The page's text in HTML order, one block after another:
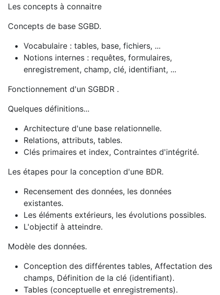
Les concepts à connaitre
Concepts de base SGBD.
Vocabulaire : tables, base, fichiers, ...
Notions internes : requêtes, formulaires,
enregistrement, champ, clé, identifiant, ...
Fonctionnement d'un SGBDR .
Quelques définitions...
Architecture d'une base relationnelle.
Relations, attributs, tables.
Clés primaires et index, Contraintes d'intégrité.
Les étapes pour la conception d'une BDR.
Recensement des données, les données
existantes.
Les éléments extérieurs, les évolutions possibles.
L'objectif à atteindre.
Modèle des données.
Conception des différentes tables, Affectation des
champs, Définition de la clé (identifiant).
Tables (conceptuelle et enregistrements).